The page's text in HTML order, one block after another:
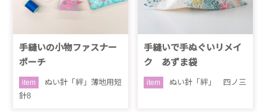
手縫いの小物ファスナー
ポーチ
item
ぬい針「絆」薄地用短
針8
手縫いで手ぬぐいリメイ
ク あずま袋
item ぬい針「絆」 四ノ三